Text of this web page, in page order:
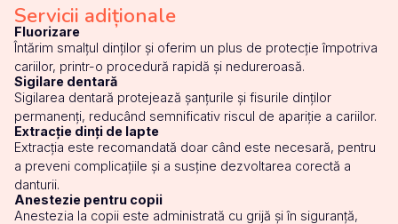
Servicii adiționale
Fluorizare
Întărim smalțul dinților și oferim un plus de protecție împotriva
cariilor, printr-o procedură rapidă și nedureroasă.
Sigilare dentară
Sigilarea dentară protejează șanțurile și fisurile dinților
permanenți, reducând semnificativ riscul de apariție a cariilor.
Extracție dinți de lapte
Extracția este recomandată doar când este necesară, pentru
a preveni complicațiile și a susține dezvoltarea corectă a
danturii.
Anestezie pentru copii​
Anestezia la copii este administrată cu grijă și în siguranță,